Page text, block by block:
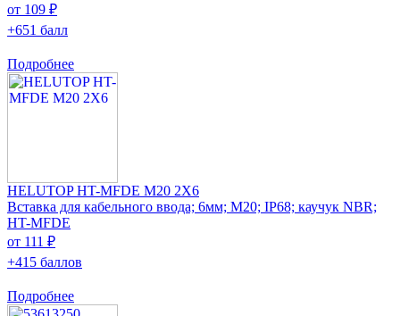
от 109 ₽
+651 балл
Подробнее
HELUTOP HT-MFDE M20 2X6
Вставка для кабельного ввода; 6мм; M20; IP68; каучук NBR;
HT-MFDE
от 111 ₽
+415 баллов
Подробнее